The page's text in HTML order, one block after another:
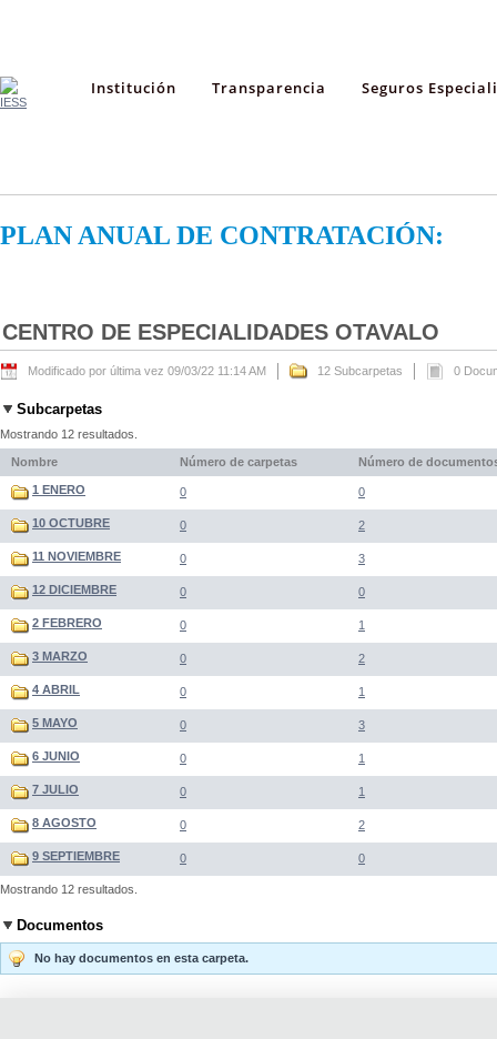
Institución Transparencia Seguros
PLAN ANUAL DE CONTRATACIÓN:
CENTRO DE ESPECIALIDADES OTAVALO
Modificado por última vez 09/03/22 11:14 AM 12 Subcarpetas 0
Subcarpetas
Mostrando 12 resultados.
Nombre Número de carpetas Número de
1 ENERO 0 0
10 OCTUBRE 0 2
11 NOVIEMBRE 0 3
12 DICIEMBRE 0 0
2 FEBRERO 0 1
3 MARZO 0 2
4 ABRIL 0 1
5 MAYO 0 3
6 JUNIO 0 1
7 JULIO 0 1
8 AGOSTO 0 2
9 SEPTIEMBRE 0 0
Mostrando 12 resultados.
Documentos
No hay documentos en esta carpeta.